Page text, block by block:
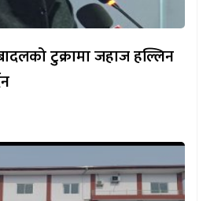
टुक्रामा जहाज हल्लिन